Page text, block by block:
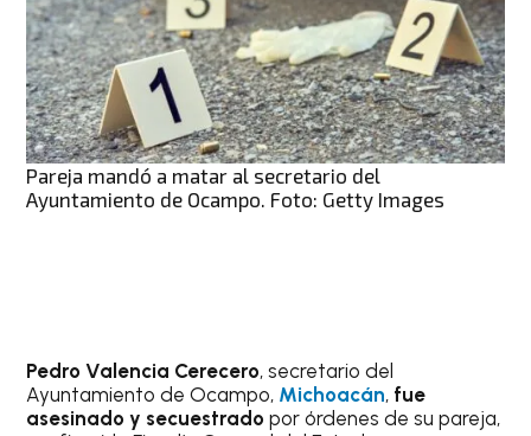
Pareja mandó a matar al secretario del
Ayuntamiento de Ocampo. Foto: Getty Images
Pedro Valencia Cerecero, secretario del
Ayuntamiento de Ocampo, Michoacán, fue
asesinado y secuestrado por órdenes de su pareja,